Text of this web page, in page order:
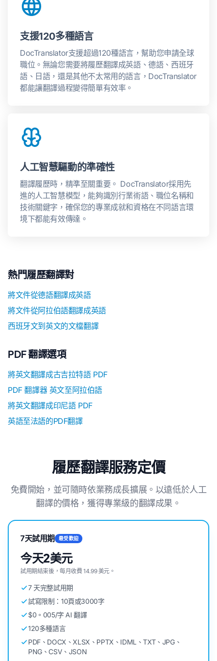
支援120多種語言
DocTranslator支援超過120種語言，幫助您申請全球
職位。無論您需要將履歷翻譯成英語、德語、西班牙
語、日語，還是其他不太常用的語言，DocTranslator
都能讓翻譯過程變得簡單有效率。
人工智慧驅動的準確性
翻譯履歷時，精準至關重要。 DocTranslator採用先
進的人工智慧模型，能夠識別行業術語、職位名稱和
技術關鍵字，確保您的專業成就和資格在不同語言環
境下都能有效傳達。
熱門履歷翻譯對
將文件從德語翻譯成英語
將文件從阿拉伯語翻譯成英語
西班牙文到英文的文檔翻譯
PDF 翻譯選項
將英文翻譯成古吉拉特語 PDF
PDF 翻譯器 英文至阿拉伯語
將英文翻譯成印尼語 PDF
英語至法語的PDF翻譯
履歷翻譯服務定價
免費開始，並可隨時依業務成長擴展。以遠低於人工
翻譯的價格，獲得專業級的翻譯成果。
7天試用期 最受歡迎
今天2美元
試用期結束後，每月收費 14.99 美元。
7 天完整試用期
試寫限制：10頁或3000字
$0。005/字 AI 翻譯
120多種語言
PDF、DOCX、XLSX、PPTX、IDML、TXT、JPG、
PNG、CSV、JSON